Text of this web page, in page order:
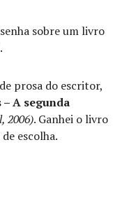
sobre um livro
.
prosa do escritor,
A segunda
2006). Ganhei o livro
escolha.